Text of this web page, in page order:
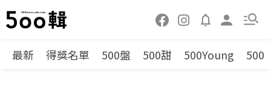
最新 得獎名單 500盤 500甜 500Young 500